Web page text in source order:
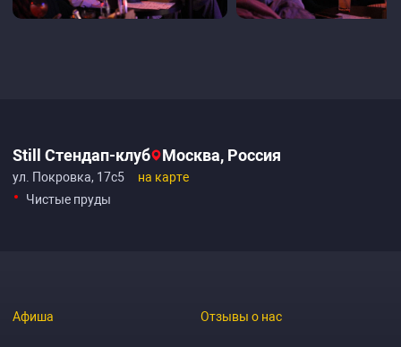
Still Стендап-клуб Москва, Россия
ул. Покровка, 17с5
на карте
Чистые пруды
Афиша Отзывы о нас